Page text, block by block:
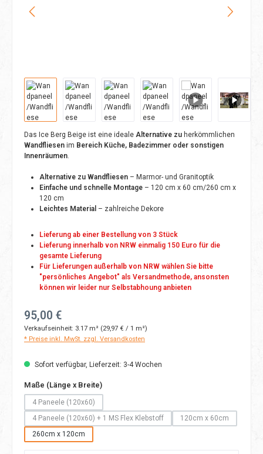
Das Ice Berg Beige ist eine ideale Alternative zu herkömmlichen
Wandfliesen im Bereich Küche, Badezimmer oder sonstigen
Innenräumen.
Alternative zu Wandfliesen– Marmor- und Granitoptik
Einfache und schnelle Montage – 120 cm x 60 cm/260 cm x
120 cm
Leichtes Material – zahlreiche Dekore
Lieferung ab einer Bestellung von 3 Stück
Lieferung innerhalb von NRW einmalig 150 Euro für die
gesamte Lieferung
Für Lieferungen außerhalb von NRW wählen Sie bitte
"persönliches Angebot" als Versandmethode, ansonsten
können wir leider nur Selbstabhoung anbieten
Regulärer Preis:
95,00 €
Verkaufseinheit: 3.17 m² (29,97 € / 1 m²)
* Preise inkl. MwSt. zzgl. Versandkosten
Sofort verfügbar, Lieferzeit: 3-4 Wochen
Maße (Länge x Breite)auswählen
4 Paneele (120x60)
(Diese Option ist zurzeit nicht verfügbar.)
4 Paneele (120x60) + 1 MS Flex Klebstoff
(Diese Option ist zurzeit nicht verfügbar.)
120cm x 60cm
(Diese Option ist
260cm x 120cm